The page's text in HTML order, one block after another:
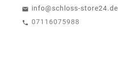
info@schloss-store24.de
07116075988